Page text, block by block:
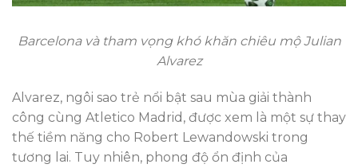
Barcelona và tham vọng khó khăn chiêu mộ Julian
Alvarez
Alvarez, ngôi sao trẻ nổi bật sau mùa giải thành
công cùng Atletico Madrid, được xem là một sự thay
thế tiềm năng cho Robert Lewandowski trong
tương lai. Tuy nhiên, phong độ ổn định của